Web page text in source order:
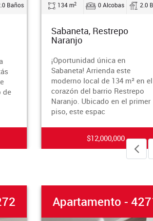
134 m 2 0 Alcobas 2.0 Baños
Sabaneta, Restrepo
Naranjo
¡Oportunidad única en
Sabaneta! Arrienda este
moderno local de 134 m² en el
corazón del barrio Restrepo
Naranjo. Ubicado en el primer
piso, este espac
$12,000,000
Apartamento - 4271